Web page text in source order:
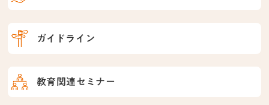
ガイドライン
教育関連セミナー